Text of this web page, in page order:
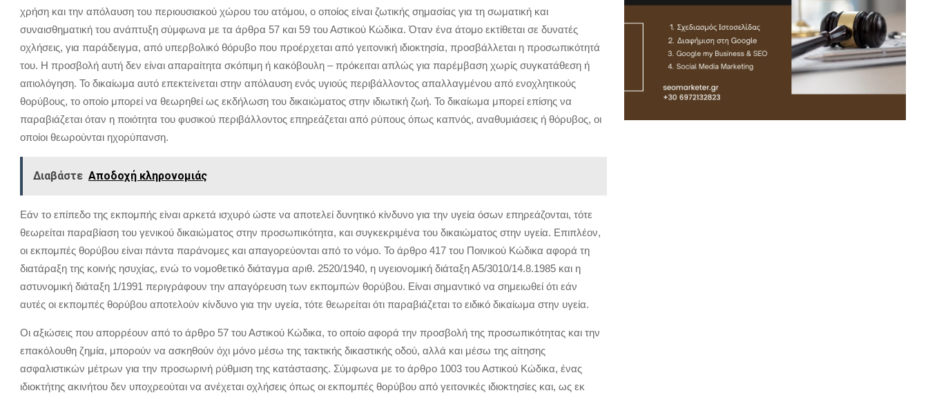
χρήση και την απόλαυση του περιουσιακού χώρου του ατόμου, ο οποίος είναι ζωτικής σημασίας για τη σωματική και
συναισθηματική του ανάπτυξη σύμφωνα με τα άρθρα 57 και 59 του Αστικού Κώδικα. Όταν ένα άτομο εκτίθεται σε δυνατές
οχλήσεις, για παράδειγμα, από υπερβολικό θόρυβο που προέρχεται από γειτονική ιδιοκτησία, προσβάλλεται η προσωπικότητά
του. Η προσβολή αυτή δεν είναι απαραίτητα σκόπιμη ή κακόβουλη – πρόκειται απλώς για παρέμβαση χωρίς συγκατάθεση ή
αιτιολόγηση. Το δικαίωμα αυτό επεκτείνεται στην απόλαυση ενός υγιούς περιβάλλοντος απαλλαγμένου από ενοχλητικούς
θορύβους, το οποίο μπορεί να θεωρηθεί ως εκδήλωση του δικαιώματος στην ιδιωτική ζωή. Το δικαίωμα μπορεί επίσης να
παραβιάζεται όταν η ποιότητα του φυσικού περιβάλλοντος επηρεάζεται από ρύπους όπως καπνός, αναθυμιάσεις ή θόρυβος, οι
οποίοι θεωρούνται ηχορύπανση.
Διαβάστε Αποδοχή κληρονομιάς
Εάν το επίπεδο της εκπομπής είναι αρκετά ισχυρό ώστε να αποτελεί δυνητικό κίνδυνο για την υγεία όσων επηρεάζονται, τότε
θεωρείται παραβίαση του γενικού δικαιώματος στην προσωπικότητα, και συγκεκριμένα του δικαιώματος στην υγεία. Επιπλέον,
οι εκπομπές θορύβου είναι πάντα παράνομες και απαγορεύονται από το νόμο. Το άρθρο 417 του Ποινικού Κώδικα αφορά τη
διατάραξη της κοινής ησυχίας, ενώ το νομοθετικό διάταγμα αριθ. 2520/1940, η υγειονομική διάταξη Α5/3010/14.8.1985 και η
αστυνομική διάταξη 1/1991 περιγράφουν την απαγόρευση των εκπομπών θορύβου. Είναι σημαντικό να σημειωθεί ότι εάν
αυτές οι εκπομπές θορύβου αποτελούν κίνδυνο για την υγεία, τότε θεωρείται ότι παραβιάζεται το ειδικό δικαίωμα στην υγεία.
Οι αξιώσεις που απορρέουν από το άρθρο 57 του Αστικού Κώδικα, το οποίο αφορά την προσβολή της προσωπικότητας και την
επακόλουθη ζημία, μπορούν να ασκηθούν όχι μόνο μέσω της τακτικής δικαστικής οδού, αλλά και μέσω της αίτησης
ασφαλιστικών μέτρων για την προσωρινή ρύθμιση της κατάστασης. Σύμφωνα με το άρθρο 1003 του Αστικού Κώδικα, ένας
ιδιοκτήτης ακινήτου δεν υποχρεούται να ανέχεται οχλήσεις όπως οι εκπομπές θορύβου από γειτονικές ιδιοκτησίες και, ως εκ